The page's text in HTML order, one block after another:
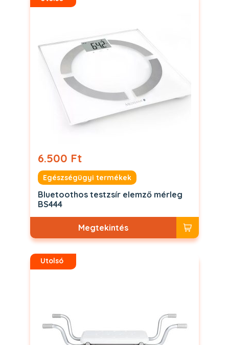
6.500 Ft
Egészségügyi termékek
Bluetoothos testzsír elemző mérleg
BS444
Megtekintés
Utolsó